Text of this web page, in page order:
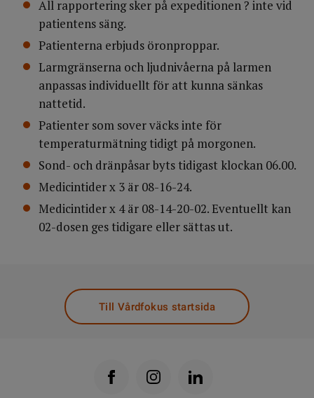
All rapportering sker på expeditionen ? inte vid
patientens säng.
Patienterna erbjuds öronproppar.
Larmgränserna och ljudnivåerna på larmen
anpassas individuellt för att kunna sänkas
nattetid.
Patienter som sover väcks inte för
temperaturmätning tidigt på morgonen.
Sond- och dränpåsar byts tidigast klockan 06.00.
Medicintider x 3 är 08-16-24.
Medicintider x 4 är 08-14-20-02. Eventuellt kan
02-dosen ges tidigare eller sättas ut.
Till Vårdfokus startsida